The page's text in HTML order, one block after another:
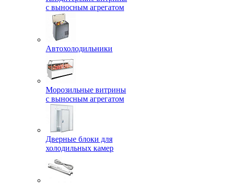
с выносным агрегатом
Автохолодильники
Морозильные витрины
с выносным агрегатом
Дверные блоки для
холодильных камер